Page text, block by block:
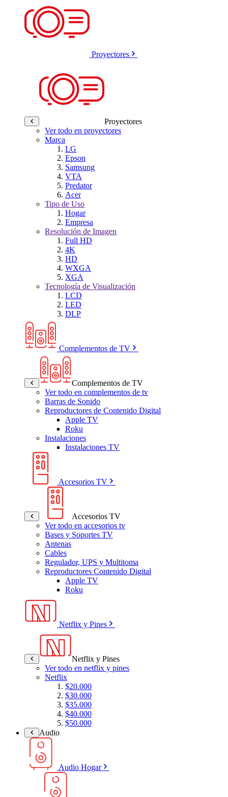
Proyectores
Proyectores
Ver todo en proyectores
Marca
LG
Epson
Samsung
VTA
Predator
Acer
Tipo de Uso
Hogar
Empresa
Resolución de Imagen
Full HD
4K
HD
WXGA
XGA
Tecnología de Visualización
LCD
LED
DLP
Complementos de TV
Complementos de TV
Ver todo en complementos de tv
Barras de Sonido
Reproductores de Contenido Digital
Apple TV
Roku
Instalaciones
Instalaciones TV
Accesorios TV
Accesorios TV
Ver todo en accesorios tv
Bases y Soportes TV
Antenas
Cables
Regulador, UPS y Multitoma
Reproductores Contenido Digital
Apple TV
Roku
Netflix y Pines
Netflix y Pines
Ver todo en netflix y pines
Netflix
$20.000
$30.000
$35.000
$40.000
$50.000
Audio
Audio Hogar